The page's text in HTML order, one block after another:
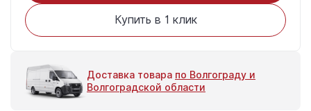
Купить в 1 клик
Доставка товара по Волгограду и
Волгоградской области